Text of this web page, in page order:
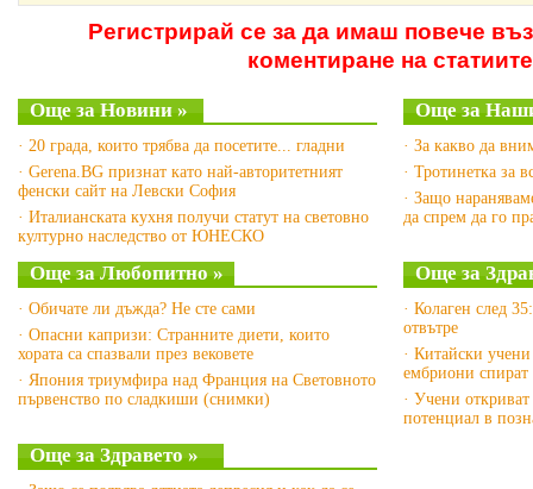
Регистрирай се за да имаш повече
коментиране на статиите
Още за Новини »
· 20 града, които трябва да посетите... гладни
· Gerena.BG признат като най-авторитетният
фенски сайт на Левски София
· Италианската кухня получи статут на световно
културно наследство от ЮНЕСКО
Още за
· За какво да
· Тротинетка за
· Защо
да спрем да го
Още за Любопитно »
· Обичате ли дъжда? Не сте сами
· Опасни капризи: Странните диети, които
хората са спазвали през вековете
· Япония триумфира над Франция на Световното
първенство по сладкиши (снимки)
Още за
· Колаген след
отвътре
· Китайски
ембриони спират
· Учени
потенциал в
Още за Здравето »